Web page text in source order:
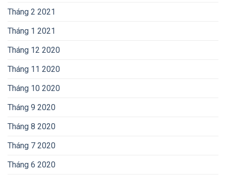
Tháng 2 2021
Tháng 1 2021
Tháng 12 2020
Tháng 11 2020
Tháng 10 2020
Tháng 9 2020
Tháng 8 2020
Tháng 7 2020
Tháng 6 2020